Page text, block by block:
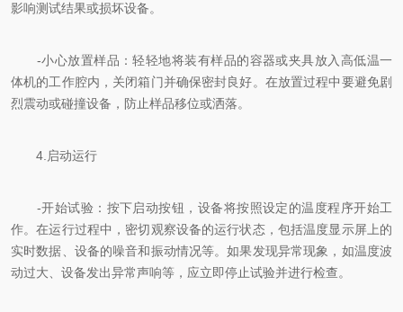
影响测试结果或损坏设备。
-小心放置样品：轻轻地将装有样品的容器或夹具放入高低温一
体机的工作腔内，关闭箱门并确保密封良好。在放置过程中要避免剧
烈震动或碰撞设备，防止样品移位或洒落。
4.启动运行
-开始试验：按下启动按钮，设备将按照设定的温度程序开始工
作。在运行过程中，密切观察设备的运行状态，包括温度显示屏上的
实时数据、设备的噪音和振动情况等。如果发现异常现象，如温度波
动过大、设备发出异常声响等，应立即停止试验并进行检查。